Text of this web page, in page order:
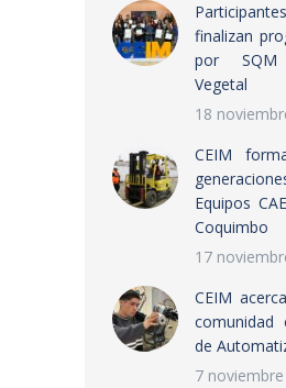
finalizan
por SQM
Vegetal
18
CEIM
Equipos
Coquimbo
17
CEIM
comunidad
de
7